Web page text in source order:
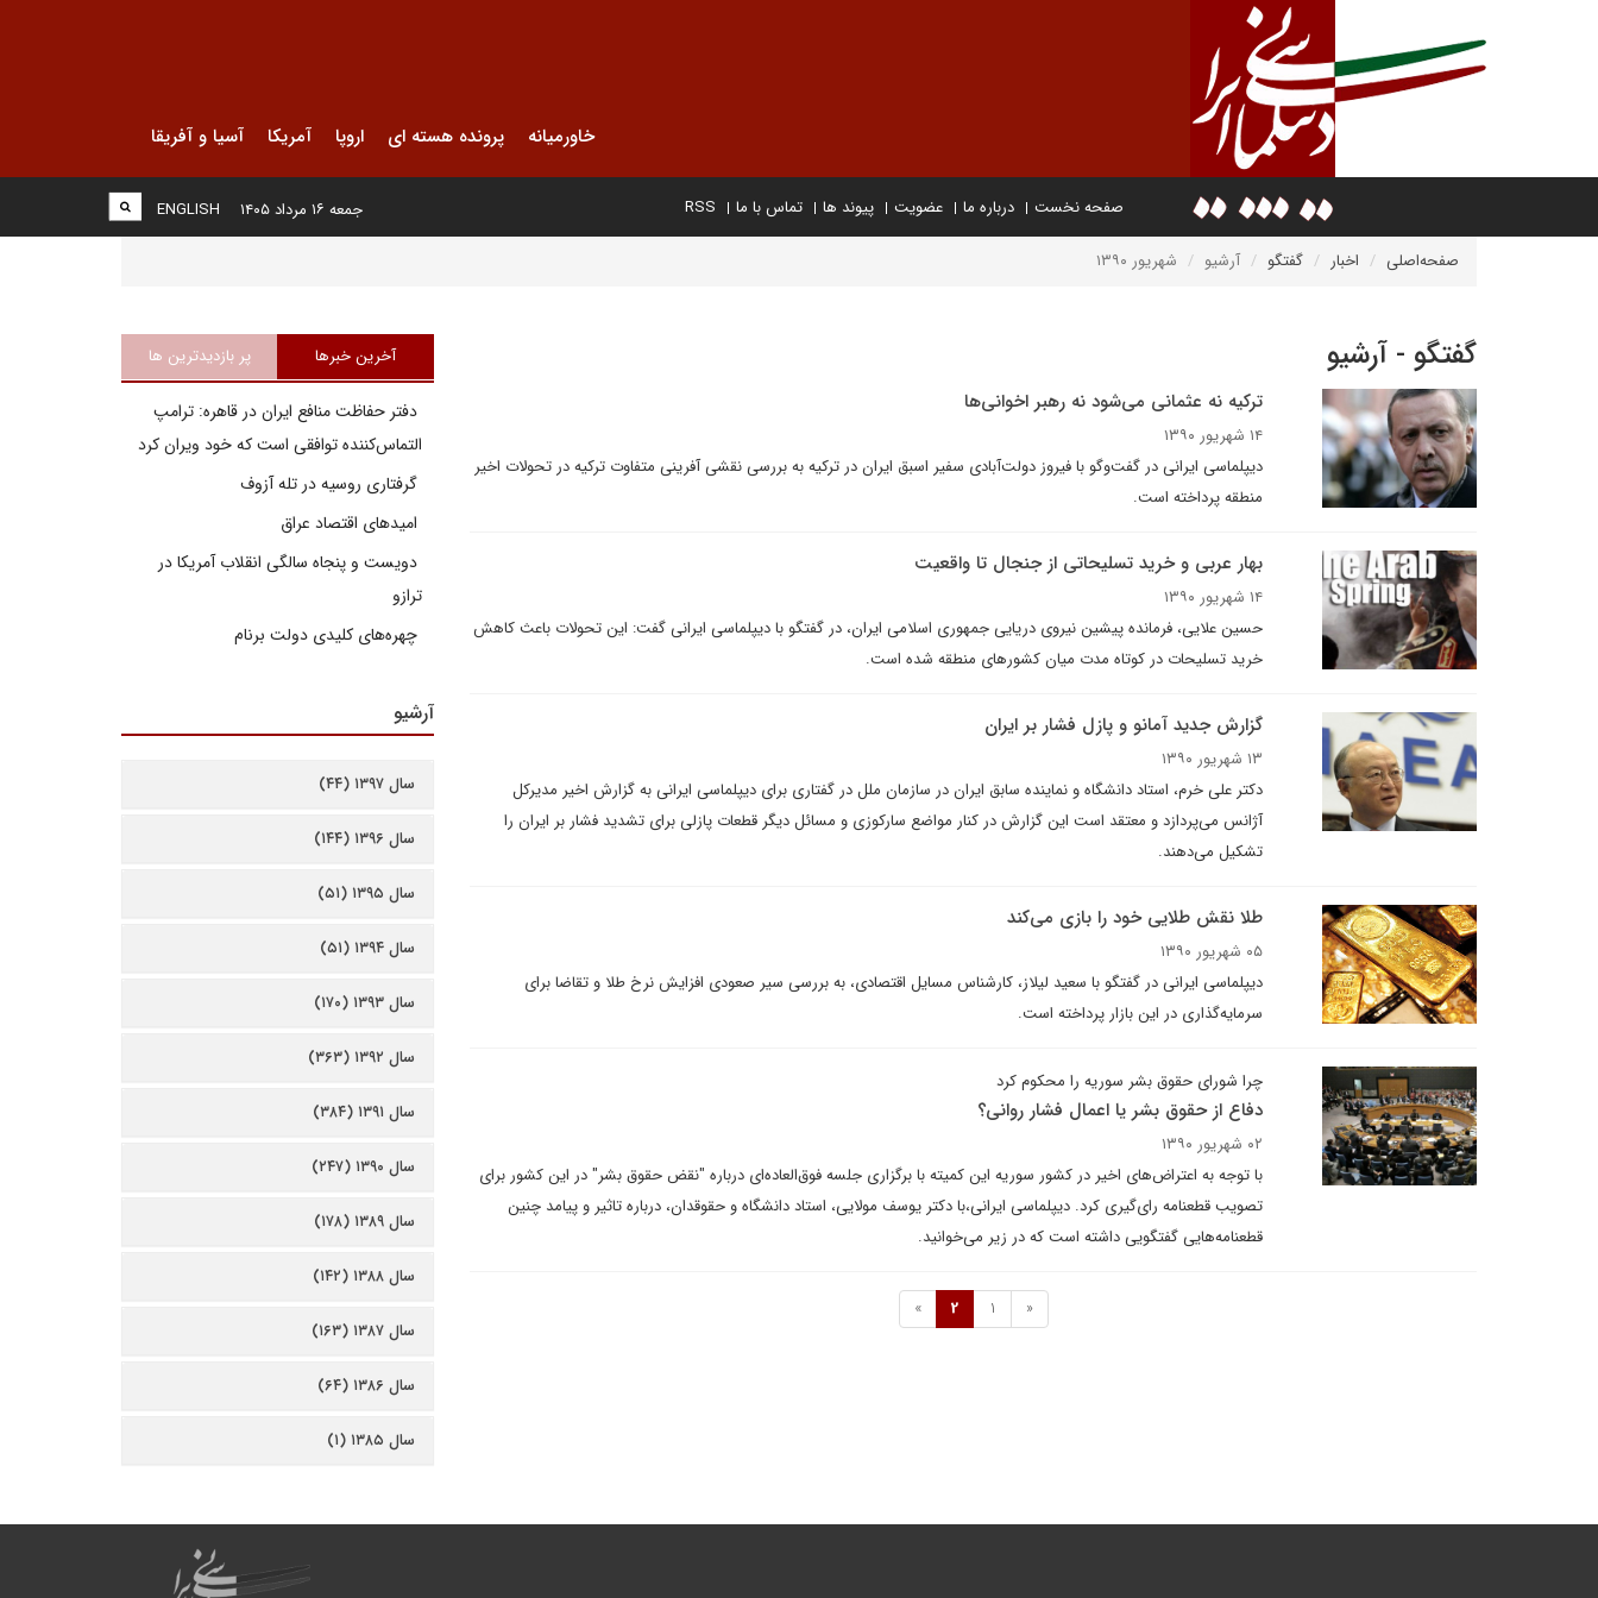
خاورمیانه پرونده هسته ای اروپا آمریکا آسیا و آفریقا
صفحه نخست درباره ما عضویت پیوند ها تماس با ما RSS
ENGLISH جمعه ۱۶ مرداد ۱۴۰۵
صفحه‌اصلی اخبار گفتگو آرشیو شهریور ۱۳۹۰
گفتگو - آرشیو
ترکیه نه عثمانی می‌شود نه رهبر اخوانی‌ها
۱۴ شهریور ۱۳۹۰
دیپلماسی ایرانی در گفت‌وگو با فیروز دولت‌آبادی سفیر اسبق ایران در ترکیه به بررسی نقشی آفرینی متفاوت ترکیه در تحولات اخیر
منطقه پرداخته است.
بهار عربی و خرید تسلیحاتی از جنجال تا واقعیت
۱۴ شهریور ۱۳۹۰
حسین علایی، فرمانده پیشین نیروی دریایی جمهوری اسلامی ایران، در گفتگو با دیپلماسی ایرانی گفت: این تحولات باعث کاهش
خرید تسلیحات در کوتاه مدت میان کشورهای منطقه شده است.
گزارش جدید آمانو و پازل فشار بر ایران
۱۳ شهریور ۱۳۹۰
دکتر علی خرم، استاد دانشگاه و نماینده سابق ایران در سازمان ملل در گفتاری برای دیپلماسی ایرانی به گزارش اخیر مدیرکل
آژانس می‌پردازد و معتقد است این گزارش در کنار مواضع سارکوزی و مسائل دیگر قطعات پازلی برای تشدید فشار بر ایران را
تشکیل می‌دهند.
طلا نقش طلایی خود را بازی می‌کند
۰۵ شهریور ۱۳۹۰
دیپلماسی ایرانی در گفتگو با سعید لیلاز، کارشناس مسایل اقتصادی، به بررسی سیر صعودی افزایش نرخ طلا و تقاضا برای
سرمایه‌گذاری در این بازار پرداخته است.
چرا شورای حقوق بشر سوریه را محکوم کرد
دفاع از حقوق بشر یا اعمال فشار روانی؟
۰۲ شهریور ۱۳۹۰
با توجه به اعتراض‌های اخیر در کشور سوریه این کمیته با برگزاری جلسه فوق‌العاده‌ای درباره "نقض حقوق بشر" در این کشور برای
تصویب قطعنامه رای‌گیری کرد. دیپلماسی ایرانی،با دکتر یوسف مولایی، استاد دانشگاه و حقوقدان، درباره تاثیر و پیامد چنین
قطعنامه‌هایی گفتگویی داشته است که در زیر می‌خوانید.
«
1
2
»
آخرین خبرها پر بازدیدترین ها
دفتر حفاظت منافع ایران در قاهره: ترامپ
التماس‌کننده توافقی است که خود ویران کرد
گرفتاری روسیه در تله آزوف
امیدهای اقتصاد عراق
دویست و پنجاه سالگی انقلاب آمریکا در
ترازو
چهره‌های کلیدی دولت برنام
آرشیو
سال ۱۳۹۷ (۴۴)
سال ۱۳۹۶ (۱۴۴)
سال ۱۳۹۵ (۵۱)
سال ۱۳۹۴ (۵۱)
سال ۱۳۹۳ (۱۷۰)
سال ۱۳۹۲ (۳۶۳)
سال ۱۳۹۱ (۳۸۴)
سال ۱۳۹۰ (۲۴۷)
سال ۱۳۸۹ (۱۷۸)
سال ۱۳۸۸ (۱۴۲)
سال ۱۳۸۷ (۱۶۳)
سال ۱۳۸۶ (۶۴)
سال ۱۳۸۵ (۱)